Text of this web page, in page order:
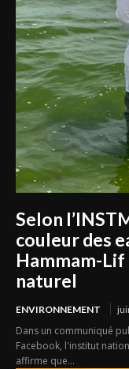
Selon
couleur des
Hammam-Lif
naturel
ENVIRONNEMENT
Dans un communiqué
Facebook, l'institut
affirme que...